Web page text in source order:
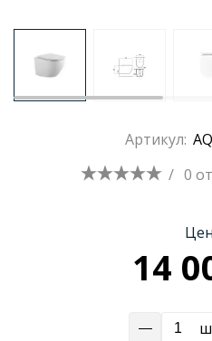
Трапы для душевых
Артикул:
/ 0
14